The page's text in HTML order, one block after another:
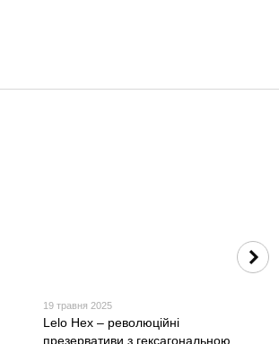
19 травня 2025
Lelo Hex – революційні
презервативи з гексагональною